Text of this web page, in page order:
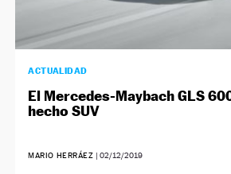
ACTUALIDAD
El Mercedes-Maybach GLS
hecho SUV
MARIO HERRÁEZ | 02/12/2019